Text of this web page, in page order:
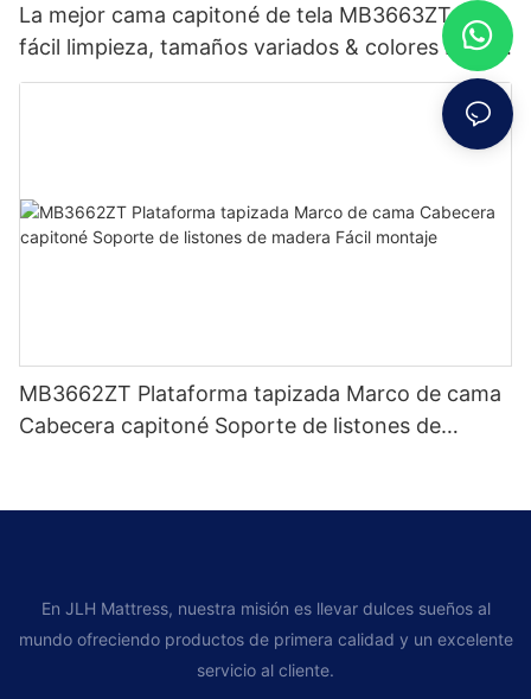
La mejor cama capitoné de tela MB3663ZT de
fácil limpieza, tamaños variados & colores Precio
de fábrica - Muebles JLH
MB3662ZT Plataforma tapizada Marco de cama
Cabecera capitoné Soporte de listones de
En JLH Mattress, nuestra misión es llevar dulces sueños al
mundo ofreciendo productos de primera calidad y un excelente
servicio al cliente.